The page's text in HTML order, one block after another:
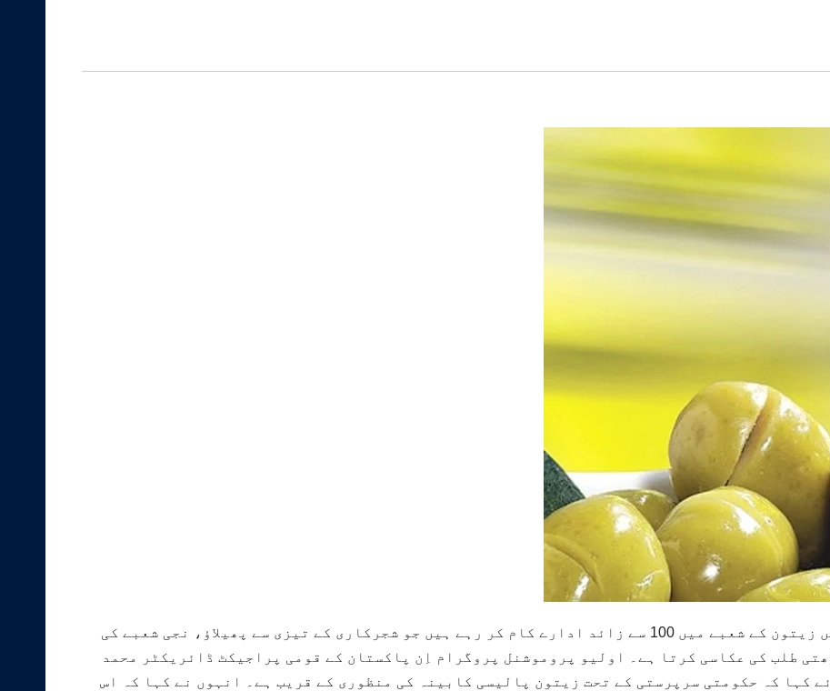
):پاکستان میں زیتون کے شعبے میں 100 سے زائد ادارے کام کر رہے ہیں جو شجرکاری کے تیزی سے پھیلاؤ، نجی شعبے کی
طلب کی عکاسی کرتا ہے۔ اولیو پروموشنل پروگرام اِن پاکستان کے قومی پراجیکٹ ڈائریکٹر محمد
کہا کہ حکومتی سرپرستی کے تحت زیتون پالیسی کابینہ کی منظوری کے قریب ہے۔ انہوں نے کہا کہ اس